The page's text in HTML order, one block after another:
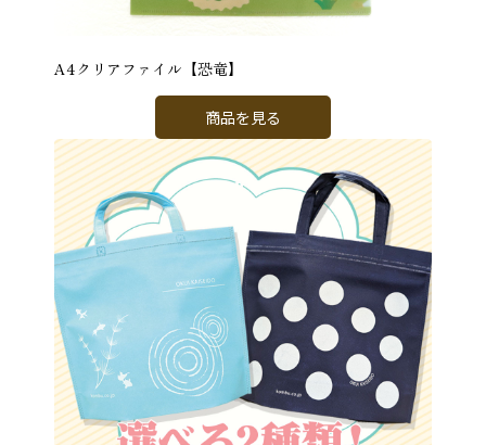
A4クリアファイル【恐竜】
商品を見る